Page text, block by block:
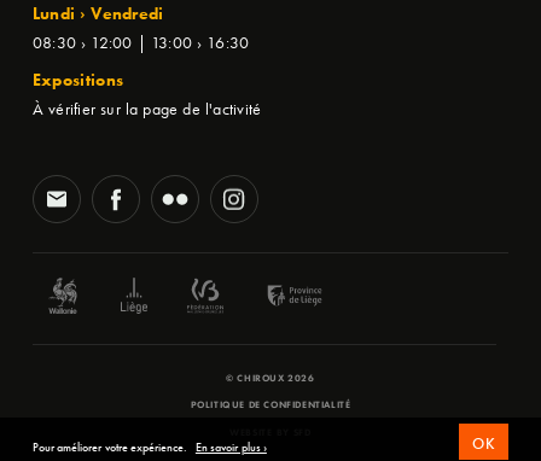
Lundi › Vendredi
08:30 › 12:00 | 13:00 › 16:30
Expositions
À vérifier sur la page de l'activité
© CHIROUX 2026
POLITIQUE DE CONFIDENTIALITÉ
Pour améliorer votre expérience. En savoir plus › OK